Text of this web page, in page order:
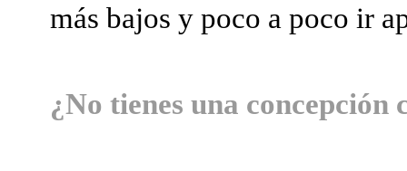
más bajos y poco a poco ir
¿No tienes una